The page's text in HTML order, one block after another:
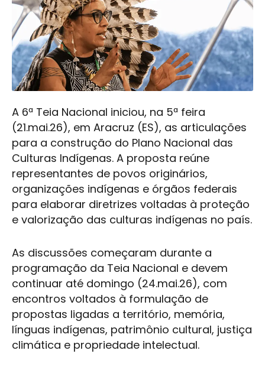
A 6ª Teia Nacional iniciou, na 5ª feira
(21.mai.26), em Aracruz (ES), as articulações
para a construção do Plano Nacional das
Culturas Indígenas. A proposta reúne
representantes de povos originários,
organizações indígenas e órgãos federais
para elaborar diretrizes voltadas à proteção
e valorização das culturas indígenas no país.
As discussões começaram durante a
programação da Teia Nacional e devem
continuar até domingo (24.mai.26), com
encontros voltados à formulação de
propostas ligadas a território, memória,
línguas indígenas, patrimônio cultural, justiça
climática e propriedade intelectual.